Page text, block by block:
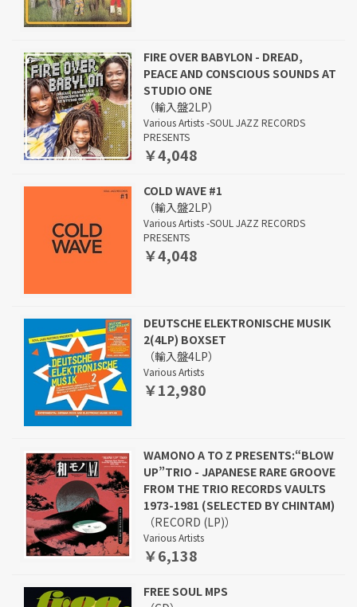
FIRE OVER BABYLON - DREAD,
PEACE AND CONSCIOUS SOUNDS AT
STUDIO ONE
（輸入盤2LP）
Various Artists -SOUL JAZZ RECORDS
PRESENTS
￥4,048
COLD WAVE #1
（輸入盤2LP）
Various Artists -SOUL JAZZ RECORDS
PRESENTS
￥4,048
DEUTSCHE ELEKTRONISCHE MUSIK
2(4LP) BOXSET
（輸入盤4LP）
Various Artists
￥12,980
WAMONO A TO Z PRESENTS:“BLOW
UP”TRIO - JAPANESE RARE GROOVE
FROM THE TRIO RECORDS VAULTS
1973-1981 (SELECTED BY CHINTAM)
（RECORD (LP)）
Various Artists
￥6,138
FREE SOUL MPS